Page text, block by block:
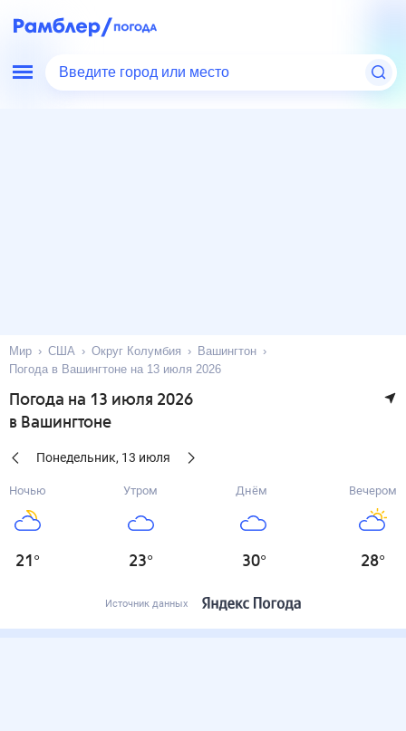
Введите город или место
Мир США Округ Колумбия
Вашингтон
Погода в Вашингтоне на 13 июля 2026
Погода на 13 июля 2026
в Вашингтоне
Понедельник, 13 июля
Ночью
21 °
Утром
23°
Днём
30°
Вечером
28°
Источник данных